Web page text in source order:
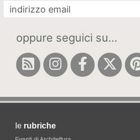
oppure seguici su...
le rubriche